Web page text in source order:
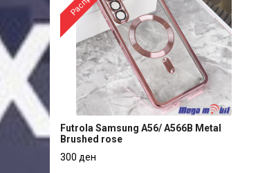
Futrola Samsung A56/ A566B Metal
Futrola Samsung A56/ A566B Metal
Brushed rose
300 ден